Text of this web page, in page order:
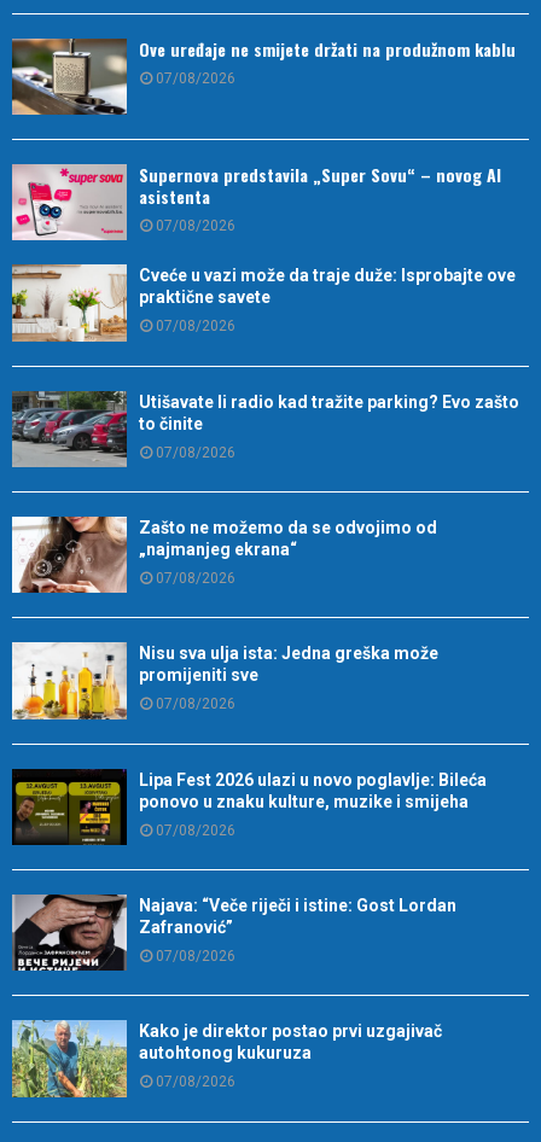
Ove uređaje ne smijete držati na produžnom kablu
07/08/2026
Supernova predstavila „Super Sovu“ – novog AI
asistenta
07/08/2026
Cveće u vazi može da traje duže: Isprobajte ove
praktične savete
07/08/2026
Utišavate li radio kad tražite parking? Evo zašto
to činite
07/08/2026
Zašto ne možemo da se odvojimo od
„najmanjeg ekrana“
07/08/2026
Nisu sva ulja ista: Jedna greška može
promijeniti sve
07/08/2026
Lipa Fest 2026 ulazi u novo poglavlje: Bileća
ponovo u znaku kulture, muzike i smijeha
07/08/2026
Najava: “Veče riječi i istine: Gost Lordan
Zafranović”
07/08/2026
Kako je direktor postao prvi uzgajivač
autohtonog kukuruza
07/08/2026